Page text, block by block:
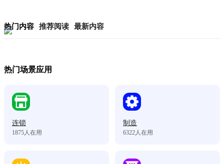
热门内容 推荐阅读 最新内容
热门场景应用
连锁
1875 人在用
制造
6322 人在用